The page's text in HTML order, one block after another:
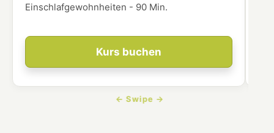
Kurs buchen
Einschlafgewohnheiten - 90 Min.